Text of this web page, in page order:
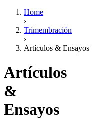
Home
›
Trimembración
›
Artículos & Ensayos
Artículos
&
Ensayos